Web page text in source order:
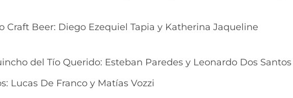
Craft Beer: Diego Ezequiel Tapia y Katherina Jaqueline
del Tío Querido: Esteban Paredes y Leonardo Dos Santos
Lucas De Franco y Matías Vozzi